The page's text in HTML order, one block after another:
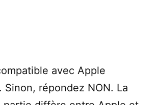
avec Apple
répondez NON. La